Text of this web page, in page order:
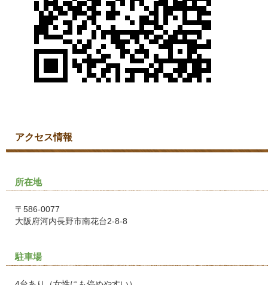
アクセス情報
所在地
〒586-0077
大阪府河内長野市南花台2-8-8
駐車場